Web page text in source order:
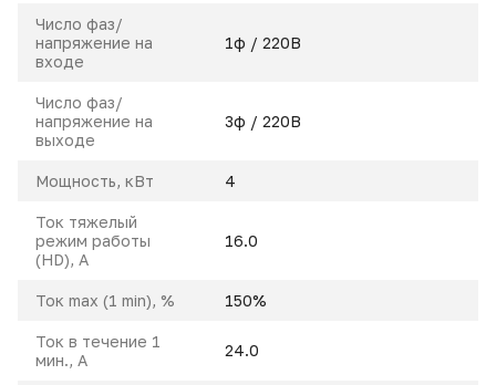
Число фаз/
напряжение на
входе
1ф / 220В
Число фаз/
напряжение на
выходе
3ф / 220В
Мощность, кВт 4
Ток тяжелый
режим работы
(HD), A
16.0
Ток max (1 min), % 150%
Ток в течение 1
мин., А
24.0